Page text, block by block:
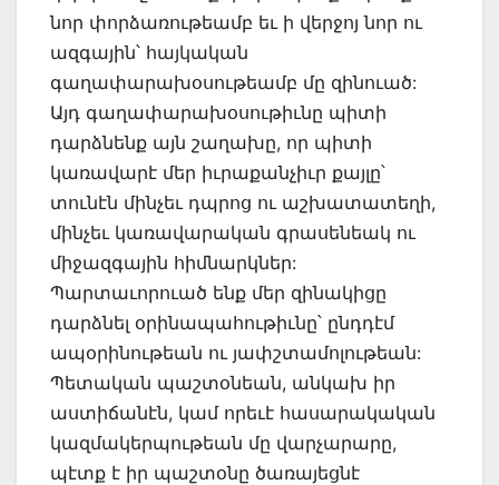
նոր փորձառութեամբ եւ ի վերջոյ նոր ու
ազգային՝ հայկական
գաղափարախօսութեամբ մը զինուած:
Այդ գաղափարախօսութիւնը պիտի
դարձնենք այն շաղախը, որ պիտի
կառավարէ մեր իւրաքանչիւր քայլը՝
տունէն մինչեւ դպրոց ու աշխատատեղի,
մինչեւ կառավարական գրասենեակ ու
միջազգային հիմնարկներ:
Պարտաւորուած ենք մեր զինակիցը
դարձնել օրինապահութիւնը՝ ընդդէմ
ապօրինութեան ու յափշտամոլութեան:
Պետական պաշտօնեան, անկախ իր
աստիճանէն, կամ որեւէ հասարակական
կազմակերպութեան մը վարչարարը,
պէտք է իր պաշտօնը ծառայեցնէ